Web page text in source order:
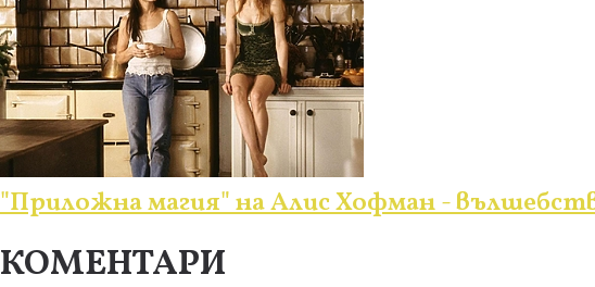
"Приложна магия" на Алис Хофман -
КОМЕНТАРИ